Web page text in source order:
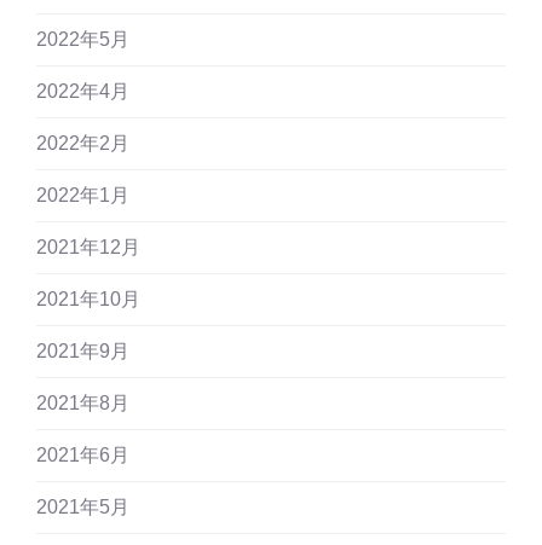
2022年5月
2022年4月
2022年2月
2022年1月
2021年12月
2021年10月
2021年9月
2021年8月
2021年6月
2021年5月